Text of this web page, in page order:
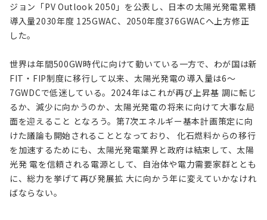
ジョン「PV Outlook 2050」を公表し、日本の太陽光発電累積
導入量2030年度 125GWAC、2050年度376GWACへ上方修正
した。
世界は年間500GW時代に向けて動いている一方で、わが国は新
FIT・FIP制度に移行して以来、太陽光発電の導入量は6～
7GWDCで低迷している。2024年はこれが再び上昇基 調に転じ
るか、減少に向かうのか、太陽光発電の将来に向けて大事な局
面を迎えること となろう。第7次エネルギー基本計画策定に向
けた議論も開始されることとなっており、 化石燃料からの移行
を加速するためにも、太陽光発電業界と政府は結束して、太陽
光発 電を信頼される電源として、自治体や電力需要家群ととも
に、総力を挙げて再び発展拡 大に向かう年に変えていかなけれ
ばならない。